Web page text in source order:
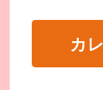
カ